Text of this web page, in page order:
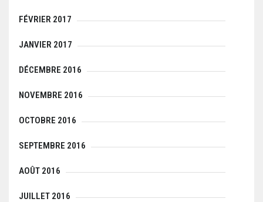
FÉVRIER 2017
JANVIER 2017
DÉCEMBRE 2016
NOVEMBRE 2016
OCTOBRE 2016
SEPTEMBRE 2016
AOÛT 2016
JUILLET 2016